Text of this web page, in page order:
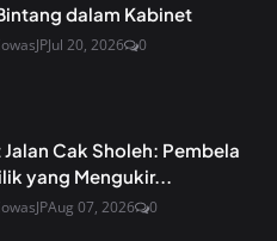
dalam Kabinet
Jul 20, 2026 0
Cak Sholeh: Pembela
yang Mengukir...
Aug 07, 2026 0